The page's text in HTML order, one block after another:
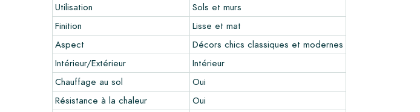
Utilisation
Sols et murs
Finition
Lisse et mat
Aspect
Décors chics classiques et modernes
Intérieur/Extérieur
Intérieur
Chauffage au sol
Oui
Résistance à la chaleur
Oui